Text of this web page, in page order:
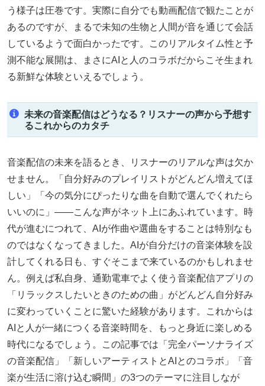
う様子は圧巻です。実際に自分でも動画配信で観たことが
あるのですが、まるで未知の生物と人間が音を通じて会話
しているようで面白かったです。このリアルタイム性と予
測不能な展開は、まさにAIと人のコラボだからこそ生まれ
る新鮮な体験といえるでしょう。
未来の音楽配信はどうなる？リスナーの声から予想す
るこれからのカタチ
音楽配信の未来を語るとき、リスナーのリアルな声は欠か
せません。「自分好みのプレイリストがどんどん増えてほ
しい」「今の気分にぴったりな曲を自動で選んでくれたら
いいのに」――こんな声がネット上にあふれています。時
代が進むにつれて、AIが作曲や選曲をすることは特別なも
のではなくなってきました。AIが自分だけの音楽体験を設
計してくれる日も、すぐそこまで来ているのかもしれませ
ん。例えば私自身、通勤電車でよく使う音楽配信アプリの
「リラックスしたいときのための曲」がどんどん自分好み
に変わっていくことに驚いた経験があります。これからは
AIと人が一緒につくる音楽時間を、もっと身近に楽しめる
時代になるでしょう。この記事では「完全パーソナライズ
の音楽配信」「新しいアーティストとAIとのコラボ」「音
楽が生活に溶け込む瞬間」の3つのテーマに注目しなが